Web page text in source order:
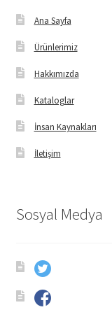
Ana Sayfa
Ürünlerimiz
Hakkımızda
Kataloglar
İnsan Kaynakları
İletişim
Sosyal Medya